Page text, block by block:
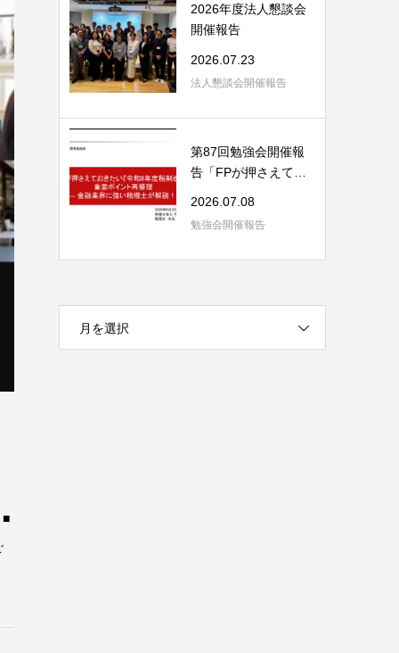
■
2026年度法人懇談会
開催報告
2026.07.23
法人懇談会開催報告
第87回勉強会開催報
告「FPが押さえてお
2026.07.08
勉強会開催報告
月を選択